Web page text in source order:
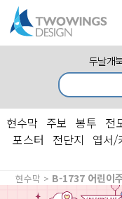
두날개
현수막 주보 봉투 전
포스터
전단지 엽서/
현수막 > B-1737 어린이